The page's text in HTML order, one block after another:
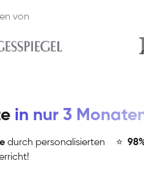
von
in nur 3
durch personalisierten
⭐